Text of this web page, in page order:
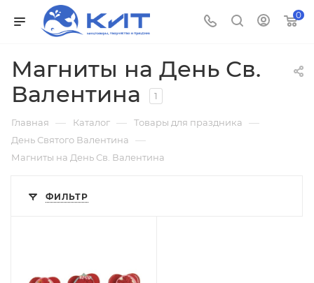
0
Магниты на День Св.
Валентина
1
Главная — Каталог — Товары для праздника —
День Святого Валентина —
Магниты на День Св. Валентина
ФИЛЬТР